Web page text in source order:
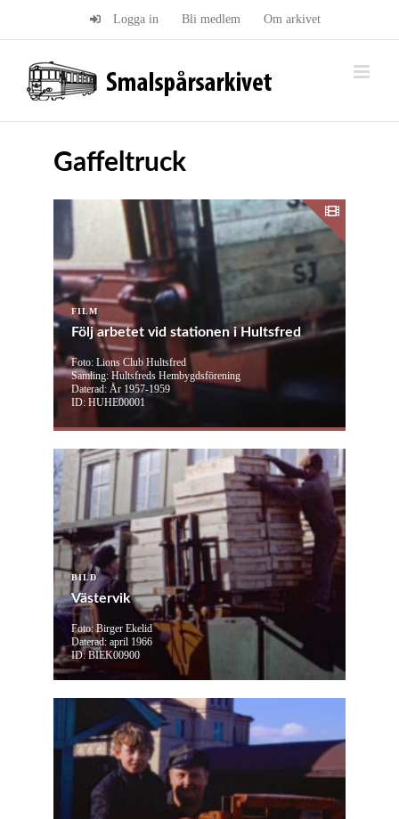
Logga in Bli medlem Om arkivet
Gaffeltruck
FILM
Följ arbetet vid stationen i Hultsfred
Foto: Lions Club Hultsfred
Samling: Hultsfreds Hembygdsförening
Daterad: År 1957-1959
ID: HUHE00001
BILD
Västervik
Foto: Birger Ekelid
Daterad: april 1966
ID: BIEK00900